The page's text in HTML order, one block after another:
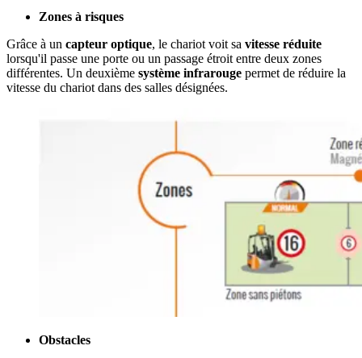
Zones à risques
Grâce à un capteur optique, le chariot voit sa vitesse réduite
lorsqu'il passe une porte ou un passage étroit entre deux zones
différentes. Un deuxième système infrarouge permet de réduire la
vitesse du chariot dans des salles désignées.
Obstacles